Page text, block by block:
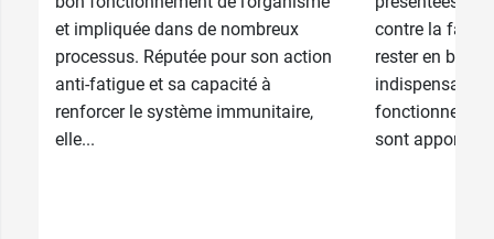
et impliquée dans de nombreux
processus. Réputée pour son action
anti-fatigue et sa capacité à
renforcer le système immunitaire,
elle...
contre la
rester en
sont